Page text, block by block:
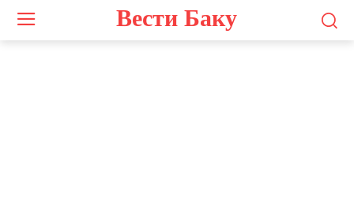
Вести Баку